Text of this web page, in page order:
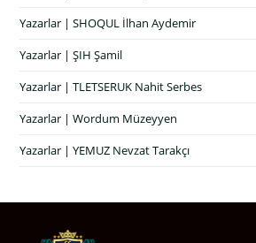
Yazarlar | SHOQUL İlhan Aydemir
Yazarlar | ŞIH Şamil
Yazarlar | TLETSERUK Nahit Serbes
Yazarlar | Wordum Müzeyyen
Yazarlar | YEMUZ Nevzat Tarakçı